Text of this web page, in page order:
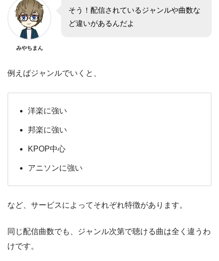
みやちまん
そう！配信されているジャンルや曲数な
ど違いがあるんだよ
例えばジャンルでいくと、
洋楽に強い
邦楽に強い
KPOP中心
アニソンに強い
など、サービスによってそれぞれ特徴があります。
同じ配信曲数でも、ジャンル次第で聴ける曲は全く違うわ
けです。